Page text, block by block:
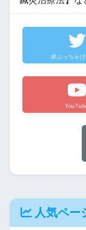
@ぶっちゃ
人気ペー